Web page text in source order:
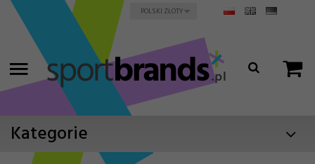
currency_h
POLSKI ZŁOTY
Kategorie